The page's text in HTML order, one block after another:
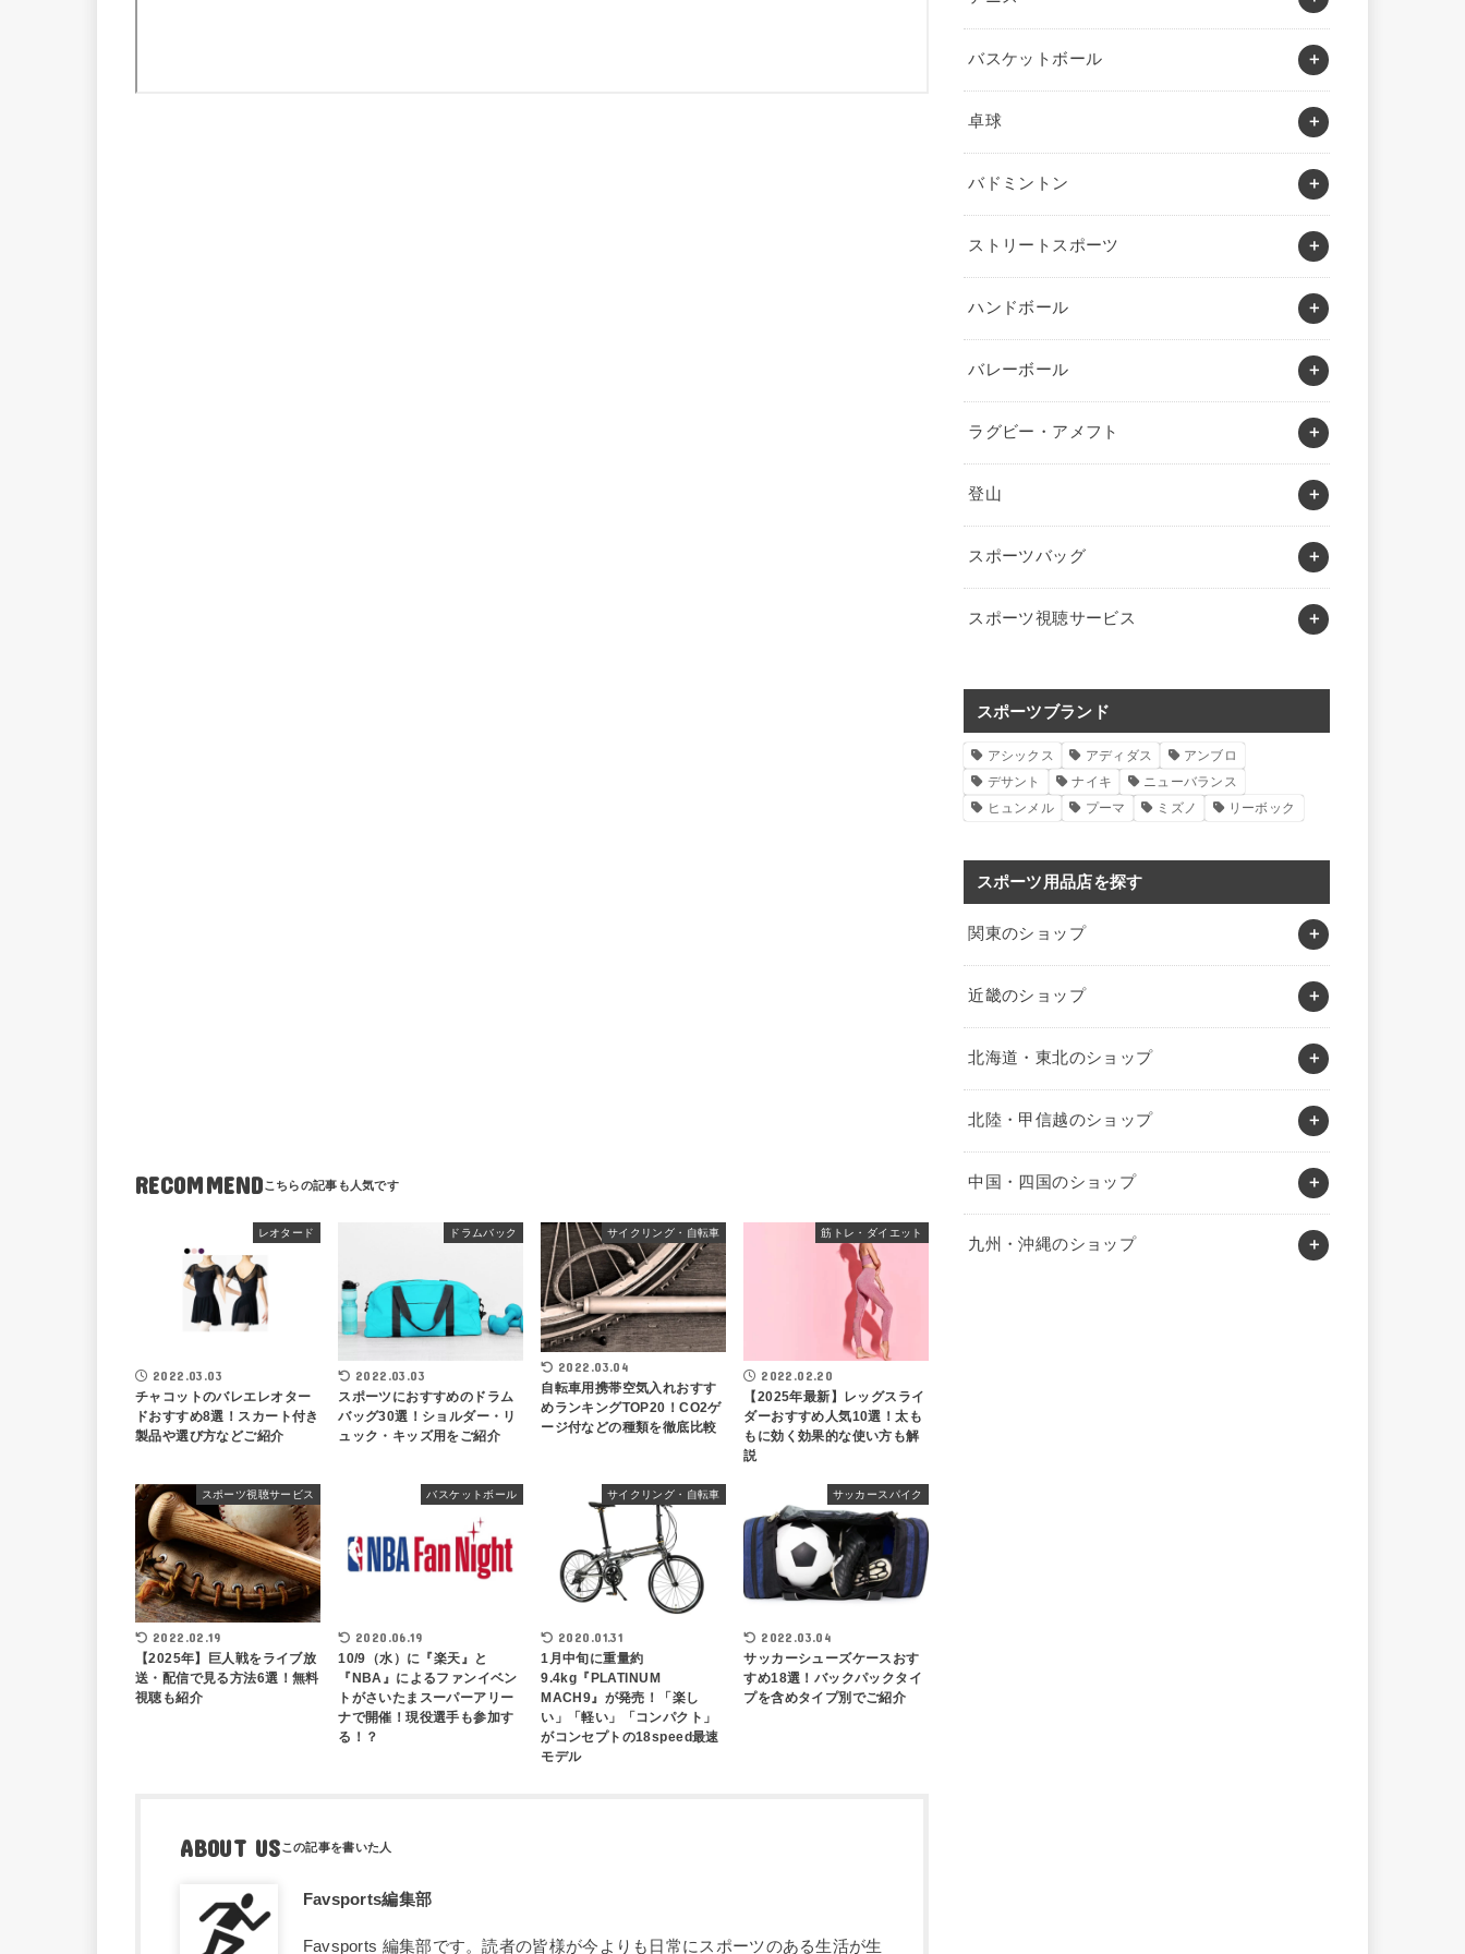
RECOMMEND
レオタード
2022.03.03
チャコットのバレエレオター
ドおすすめ8選！スカート付き
製品や選び方などご紹介
ドラムバック
2022.03.03
スポーツにおすすめのドラム
バッグ30選！ショルダー・リ
ュック・キッズ用をご紹介
サイクリング・自転車
2022.03.04
自転車用携帯空気入れおすす
めランキングTOP20！CO2ゲ
ージ付などの種類を徹底比較
筋トレ・ダイエット
2022.02.20
【2025年最新】レッグスライ
ダーおすすめ人気10選！太も
もに効く効果的な使い方も解
説
スポーツ視聴サービス
2022.02.19
【2025年】巨人戦をライブ放
送・配信で見る方法6選！無料
視聴も紹介
バスケットボール
2020.06.19
10/9（水）に『楽天』と
『NBA』によるファンイベン
トがさいたまスーパーアリー
ナで開催！現役選手も参加す
る！？
サイクリング・自転車
2020.01.31
1月中旬に重量約
9.4kg『PLATINUM
MACH9』が発売！「楽し
い」「軽い」「コンパクト」
がコンセプトの18speed最速
モデル
サッカースパイク
2022.03.04
サッカーシューズケースおす
すめ18選！バックパックタイ
プを含めタイプ別でご紹介
ABOUT US
Favsports編集部
Favsports 編集部です。読者の皆様が今よりも日常にスポーツのある生活が生
バスケットボール
卓球
バドミントン
ストリートスポーツ
ハンドボール
バレーボール
ラグビー・アメフト
登山
スポーツバッグ
スポーツ視聴サービス
スポーツブランド
アシックス アディダス
アンブロ
デサント
ナイキ
ニューバランス
ヒュンメル
プーマ ミズノ リーボック
スポーツ用品店を探す
関東のショップ
近畿のショップ
北海道・東北のショップ
北陸・甲信越のショップ
中国・四国のショップ
九州・沖縄のショップ